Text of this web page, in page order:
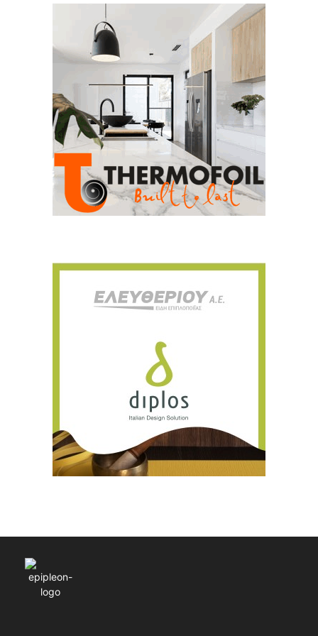
Για να μαθαίνετε πρώτοι τα νέα και όλες
τις τάσεις του κλάδου, εγγραφείτε στο
newsletter μας!
Email
Γράψτε εδώ το email σας
ΕΓΓΡΑΦΉ